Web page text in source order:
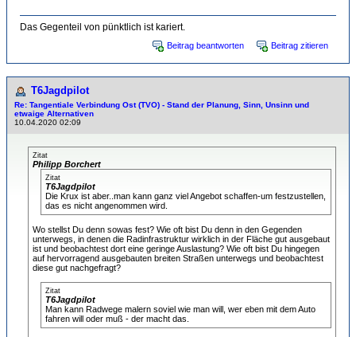
Das Gegenteil von pünktlich ist kariert.
Beitrag beantworten Beitrag zitieren
T6Jagdpilot
Re: Tangentiale Verbindung Ost (TVO) - Stand der Planung, Sinn, Unsinn und
etwaige Alternativen
10.04.2020 02:09
Zitat
Philipp Borchert
Zitat
T6Jagdpilot
Die Krux ist aber..man kann ganz viel Angebot schaffen-um festzustellen,
das es nicht angenommen wird.
Wo stellst Du denn sowas fest? Wie oft bist Du denn in den Gegenden
unterwegs, in denen die Radinfrastruktur wirklich in der Fläche gut ausgebaut
ist und beobachtest dort eine geringe Auslastung? Wie oft bist Du hingegen
auf hervorragend ausgebauten breiten Straßen unterwegs und beobachtest
diese gut nachgefragt?
Zitat
T6Jagdpilot
Man kann Radwege malern soviel wie man will, wer eben mit dem Auto
fahren will oder muß - der macht das.